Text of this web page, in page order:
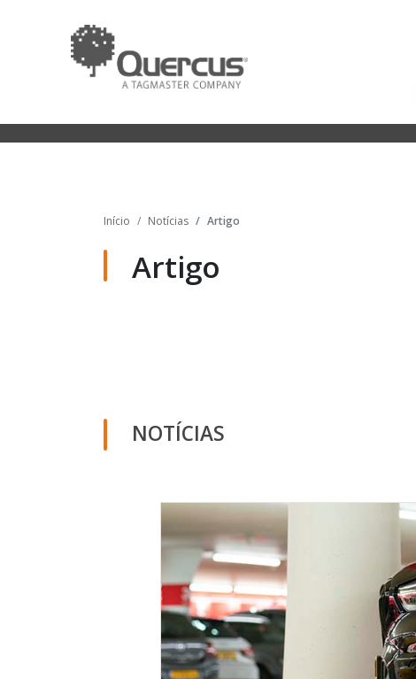
Início Notícias Artigo
Artigo
NOTÍCIAS